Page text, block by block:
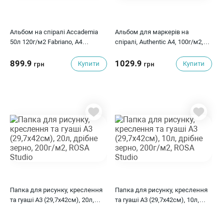
Альбом на спіралі Accademia
50л 120г/м2 Fabriano, А4
899.9 грн Купити
Альбом для маркерів на
спіралі, Authentic А4, 100г/м2,
1029.9 грн Купити
Папка для рисунку, креслення
та гуаші А3 (29,7х42см), 20л,
Папка для рисунку, креслення
та гуаші А3 (29,7х42см), 10л,